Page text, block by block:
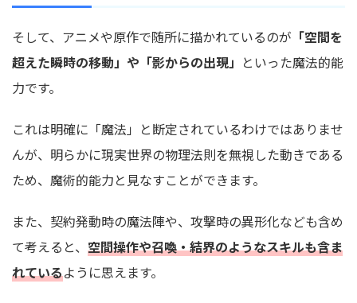
そして、アニメや原作で随所に描かれているのが 「空間を
超えた瞬時の移動」や「影からの出現」 といった魔法的能
力です。
これは明確に「魔法」と断定されているわけではありませ
んが、明らかに現実世界の物理法則を無視した動きである
ため、魔術的能力と見なすことができます。
また、契約発動時の魔法陣や、攻撃時の異形化なども含め
て考えると、 空間操作や召喚・結界のようなスキルも含ま
れているように思えます。